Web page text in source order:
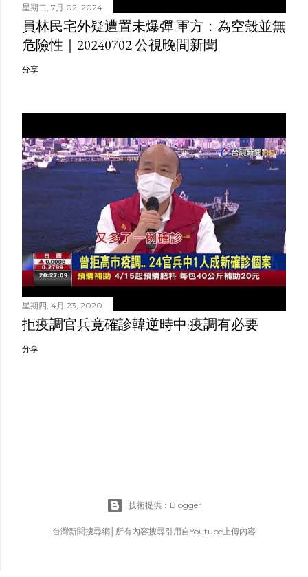
星期二, 7月 02, 2024
員林民宅外疑遭置未爆彈 軍方：為空殼並無
危險性｜20240702 公視晚間新聞
分享
星期四, 4月 23, 2020
拒疫調官兵竟確診韓逆時中:疫調有必要
分享
技術提供：Blogger
台灣新聞搜尋網│所有內容搜尋引用自Youtube上傳內容